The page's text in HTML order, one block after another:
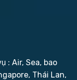
: Air, Sea, bao
Thái Lan,